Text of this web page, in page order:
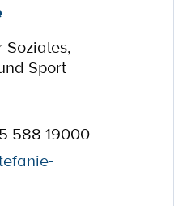
Soziales,
Sport
588 19000